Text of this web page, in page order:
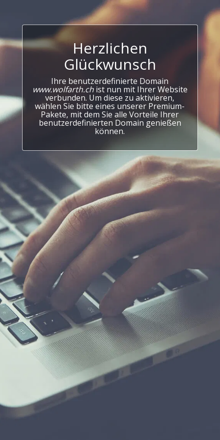
Herzlichen
Glückwunsch
Ihre benutzerdefinierte Domain
www.wolfarth.chist nun mit Ihrer Website
verbunden. Um diese zu aktivieren,
wählen Sie bitte eines unserer Premium-
Pakete, mit dem Sie alle Vorteile Ihrer
benutzerdefinierten Domain genießen
können.